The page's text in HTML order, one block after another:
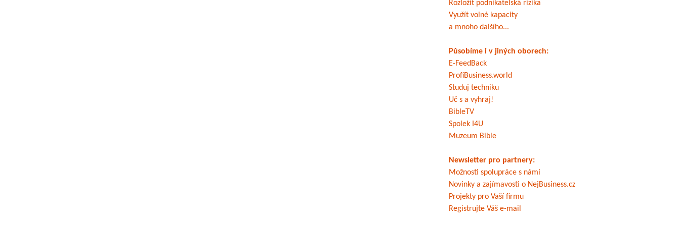
Rozložit podnikatelská rizika
Využít volné kapacity
a mnoho dalšího...
Působíme i v jiných oborech:
E-FeedBack
ProfiBusiness.world
Studuj techniku
Uč s a vyhraj!
BibleTV
Spolek I4U
Muzeum Bible
Newsletter pro partnery:
Možnosti spolupráce s námi
Novinky a zajímavosti o NejBusiness.cz
Projekty pro Vaší firmu
Registrujte Váš e-mail